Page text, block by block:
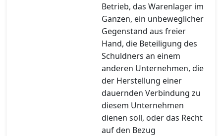
Betrieb, das Warenlager im
Ganzen, ein unbeweglicher
Gegenstand aus freier
Hand, die Beteiligung des
Schuldners an einem
anderen Unternehmen, die
der Herstellung einer
dauernden Verbindung zu
diesem Unternehmen
dienen soll, oder das Recht
auf den Bezug